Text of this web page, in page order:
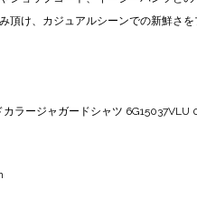
頂け、カジュアルシーンでの新鮮さを
ラージャガードシャツ 6G15037VLU